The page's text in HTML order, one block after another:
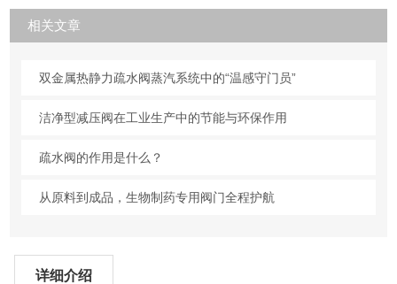
相关文章
双金属热静力疏水阀蒸汽系统中的“温感守门员”
洁净型减压阀在工业生产中的节能与环保作用
疏水阀的作用是什么？
从原料到成品，生物制药专用阀门全程护航
详细介绍